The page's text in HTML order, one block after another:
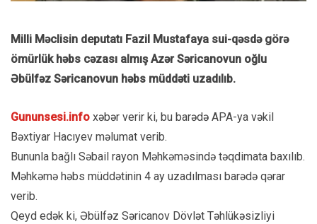
Milli Məclisin deputatı Fazil Mustafaya sui-qəsdə görə
ömürlük həbs cəzası almış Azər Səricanovun oğlu
Əbülfəz Səricanovun həbs müddəti uzadılıb.
Gununsesi.info xəbər verir ki, bu barədə APA-ya vəkil
Bəxtiyar Hacıyev məlumat verib.
Bununla bağlı Səbail rayon Məhkəməsində təqdimata baxılıb.
Məhkəmə həbs müddətinin 4 ay uzadılması barədə qərar
verib.
Qeyd edək ki, Əbülfəz Səricanov Dövlət Təhlükəsizliyi